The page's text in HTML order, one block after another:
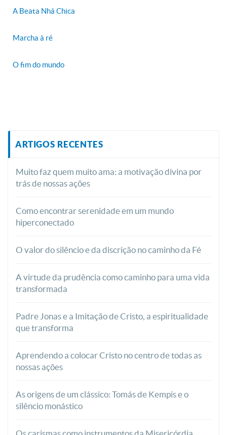
A Beata Nhá Chica
Marcha à ré
O fim do mundo
ARTIGOS RECENTES
Muito faz quem muito ama: a motivação divina por
trás de nossas ações
Como encontrar serenidade em um mundo
hiperconectado
O valor do silêncio e da discrição no caminho da Fé
A virtude da prudência como caminho para uma vida
transformada
Padre Jonas e a Imitação de Cristo, a espiritualidade
que transforma
Aprendendo a colocar Cristo no centro de todas as
nossas ações
As origens de um clássico: Tomás de Kempis e o
silêncio monástico